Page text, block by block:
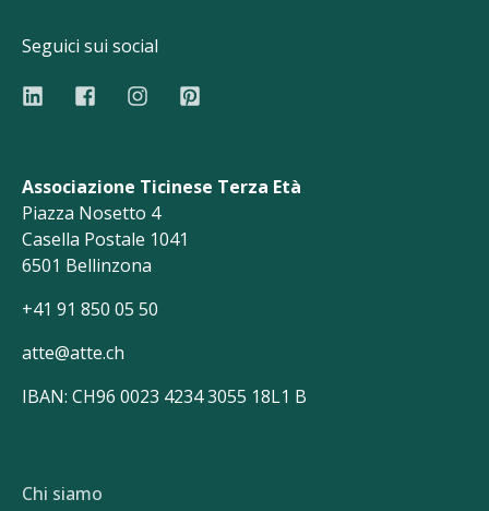
Seguici sui social
Associazione Ticinese Terza Età
Piazza Nosetto 4
Casella Postale 1041
6501 Bellinzona
+41 91 850 05 50
atte@atte.ch
IBAN: CH96 0023 4234 3055 18L1 B
Chi siamo